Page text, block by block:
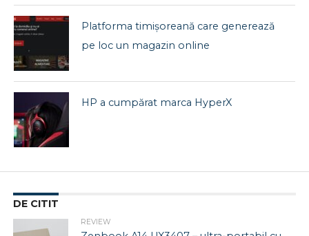
Platforma timișoreană care generează
pe loc un magazin online
HP a cumpărat marca HyperX
DE CITIT
REVIEW